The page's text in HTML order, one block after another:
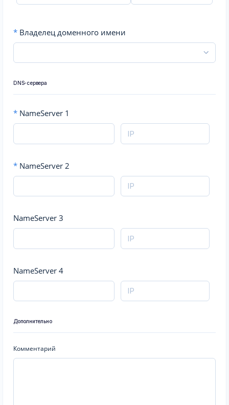
* Владелец доменного имени
DNS-сервера
* NameServer 1
* NameServer 2
NameServer 3
NameServer 4
Дополнительно
Комментарий